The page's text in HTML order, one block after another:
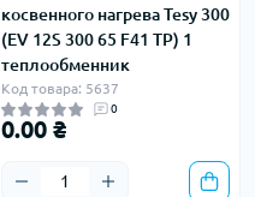
косвенного нагрева Tesy 300
(EV 12S 300 65 F41 TP) 1
теплообменник
Код товара: 5637
0
0.00 ₴